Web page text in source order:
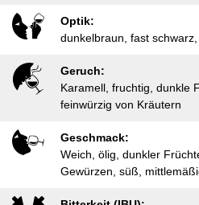
Optik:
dunkelbraun, fast
Geruch:
Karamell, fruchtig, dunkle
feinwürzig von Kräutern
Geschmack:
Weich, ölig, dunkler
Gewürzen, süß,